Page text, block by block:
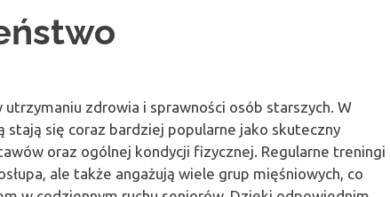
zdrowia i sprawności osób starszych. W
stają się coraz bardziej popularne jako skuteczny
oraz ogólnej kondycji fizycznej. Regularne treningi
ale także angażują wiele grup mięśniowych, co